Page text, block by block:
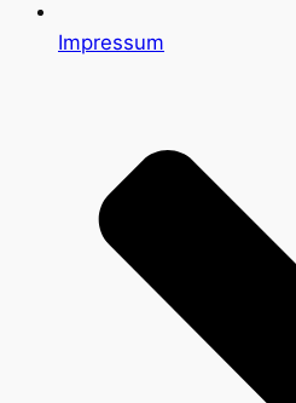
Impressum